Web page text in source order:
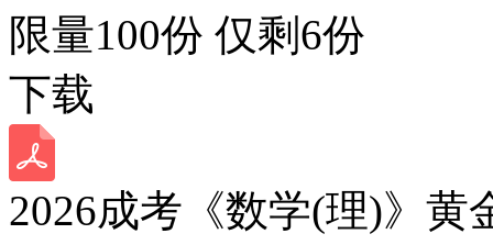
限量100份 仅剩 6份
下载
2026成考《数学(理)》黄